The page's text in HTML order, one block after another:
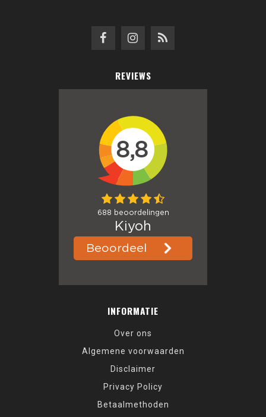
REVIEWS
INFORMATIE
Over ons
Algemene voorwaarden
Disclaimer
Privacy Policy
Betaalmethoden